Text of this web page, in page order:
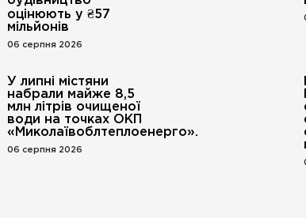
оцінюють у ₴57
мільйонів
06 серпня 2026
У липні містяни
набрали майже 8,5
млн літрів очищеної
води на точках ОКП
«Миколаївоблтеплоенерго».
06 серпня 2026